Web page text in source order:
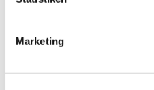
Marketing
Offizielle
bestimmte